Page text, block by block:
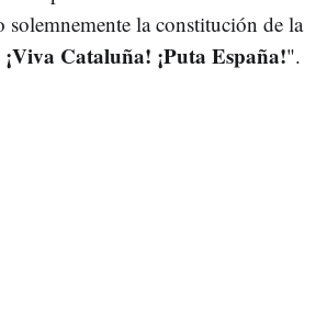
solemnemente la constitución de la
¡Viva Cataluña! ¡Puta España!".